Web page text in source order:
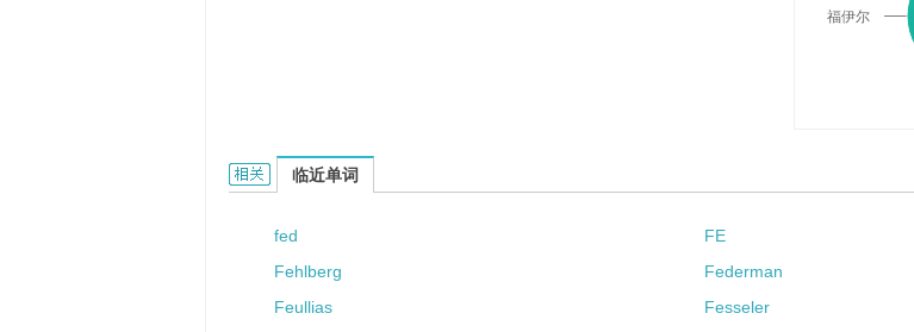
福伊尔
Feuer的相关资料：
临近单词
fed
FE
Fehlberg
Federman
Feullias
Fesseler